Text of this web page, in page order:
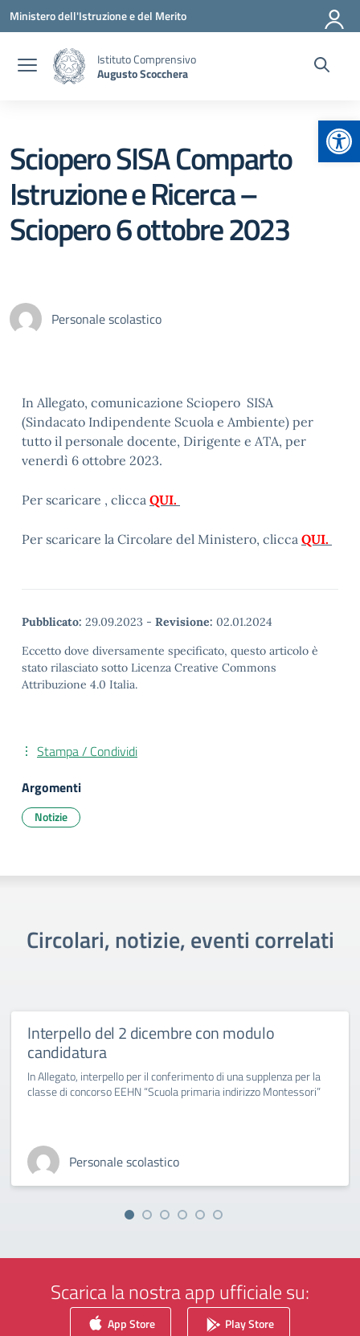
Vai ai contenuti
Vai al menu di navigazione
Vai al footer
Ministero dell'Istruzione e del Merito
Istituto Comprensivo
Augusto Scocchera
Sciopero SISA Comparto
Istruzione e Ricerca –
Sciopero 6 ottobre 2023
Personale scolastico
In Allegato, comunicazione Sciopero SISA
(Sindacato Indipendente Scuola e Ambiente) per
tutto il personale docente, Dirigente e ATA, per
venerdì 6 ottobre 2023.
Per scaricare , clicca QUI.
Per scaricare la Circolare del Ministero, clicca QUI.
Pubblicato: 29.09.2023 - Revisione: 02.01.2024
Eccetto dove diversamente specificato, questo articolo è
stato rilasciato sotto Licenza Creative Commons
Attribuzione 4.0 Italia.
Stampa / Condividi
Argomenti
Notizie
Circolari, notizie, eventi correlati
Interpello del 2 dicembre con modulo
candidatura
In Allegato, interpello per il conferimento di una supplenza per la
classe di concorso EEHN “Scuola primaria indirizzo Montessori”
Personale scolastico
Scarica la nostra app ufficiale su:
App Store Play Store